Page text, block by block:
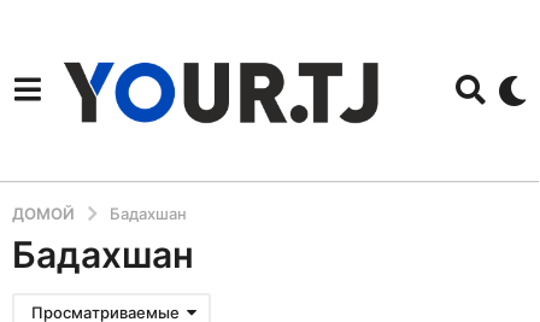
ДОМОЙ Бадахшан
Бадахшан
Просматриваемые